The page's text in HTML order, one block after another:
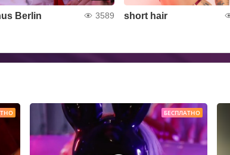
Berlin 3589 short hair
БЕСПЛАТНО